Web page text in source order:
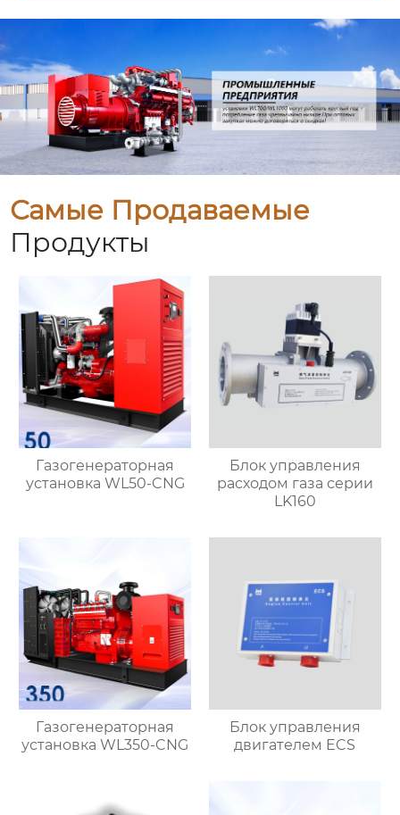
Самые Продаваемые
Продукты
Газогенераторная
установка WL50-CNG
Блок управления
расходом газа серии
LK160
Газогенераторная
установка WL350-CNG
Блок управления
двигателем ECS